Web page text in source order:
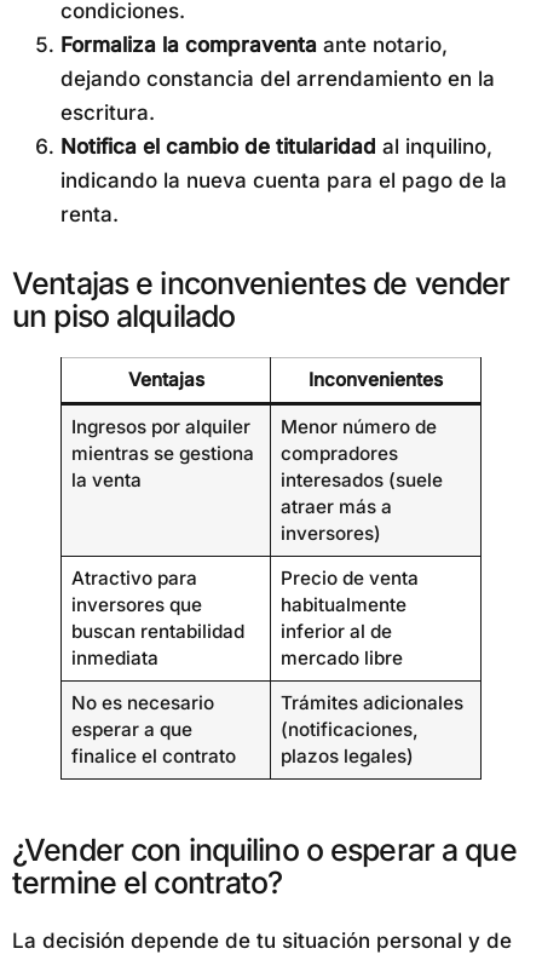
condiciones.
Formaliza la compraventa ante notario,
dejando constancia del arrendamiento en la
escritura.
Notifica el cambio de titularidad al inquilino,
indicando la nueva cuenta para el pago de la
renta.
Ventajas e inconvenientes de vender
un piso alquilado
Ventajas Inconvenientes
Ingresos por alquiler
mientras se gestiona
la venta
Menor número de
compradores
interesados (suele
atraer más a
inversores)
Atractivo para
inversores que
buscan rentabilidad
inmediata
Precio de venta
habitualmente
inferior al de
mercado libre
No es necesario
esperar a que
finalice el contrato
Trámites adicionales
(notificaciones,
plazos legales)
¿Vender con inquilino o esperar a que
termine el contrato?
La decisión depende de tu situación personal y de